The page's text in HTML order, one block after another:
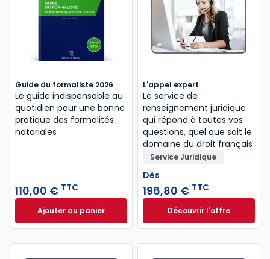
Guide du formaliste 2026
Le guide indispensable au
quotidien pour une bonne
pratique des formalités
notariales
110,00 € TTC
Ajouter au panierGuide du formaliste 2026 à 110,00 € TTC
L'appel expert
Le service de
renseignement juridique
qui répond à toutes vos
questions, quel que soit le
domaine du droit français
Service Juridique
Dès
196,80 € TTC
Découvrir l'offreL'appel expert à
Dès